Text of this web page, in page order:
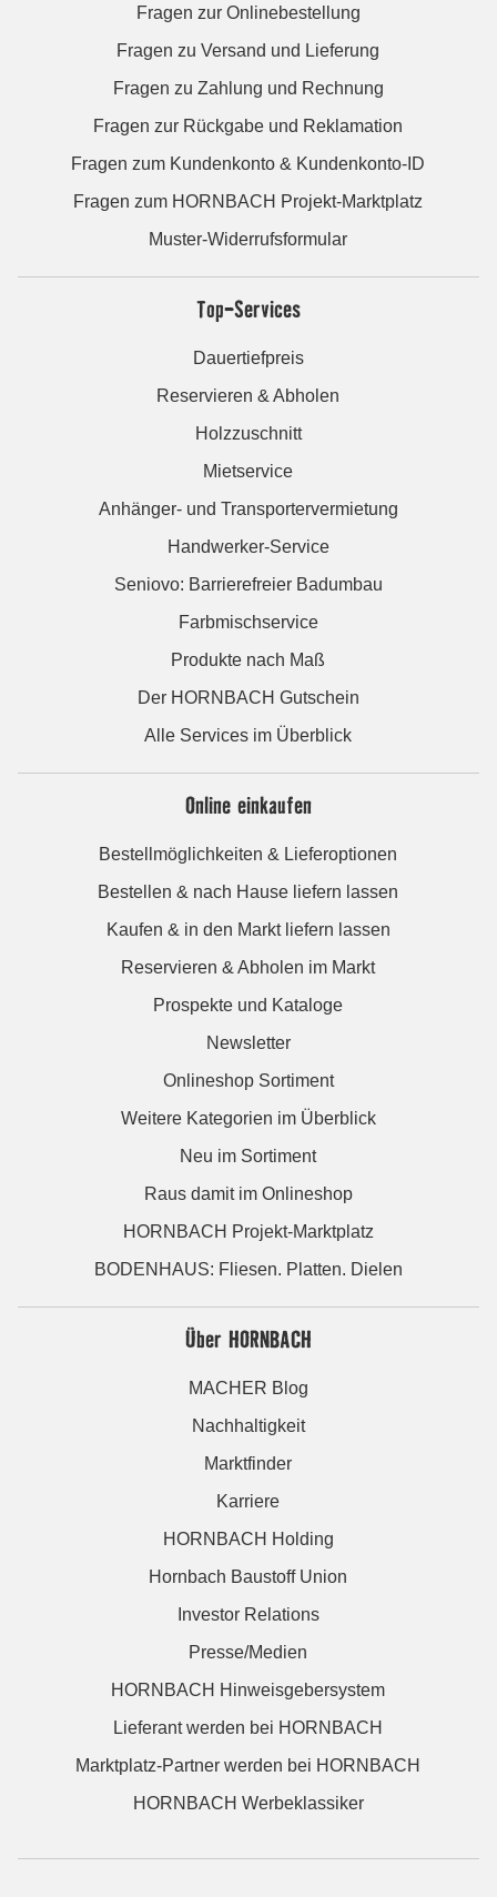
Fragen zur Onlinebestellung
Fragen zu Versand und Lieferung
Fragen zu Zahlung und Rechnung
Fragen zur Rückgabe und Reklamation
Fragen zum Kundenkonto & Kundenkonto-ID
Fragen zum HORNBACH Projekt-Marktplatz
Muster-Widerrufsformular
Top-Services
Dauertiefpreis
Reservieren & Abholen
Holzzuschnitt
Mietservice
Anhänger- und Transportervermietung
Handwerker-Service
Seniovo: Barrierefreier Badumbau
Farbmischservice
Produkte nach Maß
Der HORNBACH Gutschein
Alle Services im Überblick
Online einkaufen
Bestellmöglichkeiten & Lieferoptionen
Bestellen & nach Hause liefern lassen
Kaufen & in den Markt liefern lassen
Reservieren & Abholen im Markt
Prospekte und Kataloge
Newsletter
Onlineshop Sortiment
Weitere Kategorien im Überblick
Neu im Sortiment
Raus damit im Onlineshop
HORNBACH Projekt-Marktplatz
BODENHAUS: Fliesen. Platten. Dielen
Über HORNBACH
MACHER Blog
Nachhaltigkeit
Marktfinder
Karriere
HORNBACH Holding
Hornbach Baustoff Union
Investor Relations
Presse/Medien
HORNBACH Hinweisgebersystem
Lieferant werden bei HORNBACH
Marktplatz-Partner werden bei HORNBACH
HORNBACH Werbeklassiker